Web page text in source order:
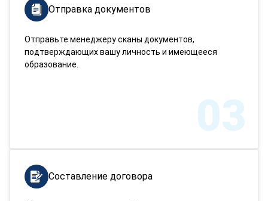
Отправка документов
Отправьте менеджеру сканы документов,
подтверждающих вашу личность и имеющееся
образование.
03
Составление договора